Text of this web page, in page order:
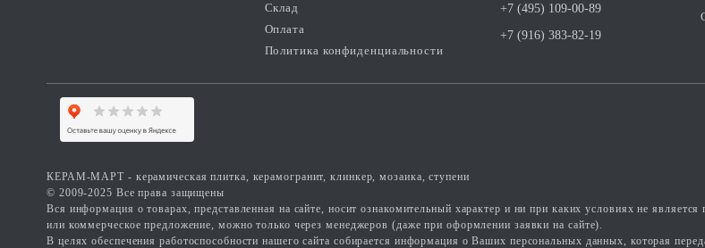
Склад
Оплата
Политика конфиденциальности
+7 (495) 109-00-89
+7 (916) 383-82-19
КЕРАМ-МАРТ - керамическая плитка, керамогранит, клинкер, мозаика, ступени
© 2009-2025 Все права защищены
Вся информация о товарах, представленная на сайте, носит ознакомительный характер и ни при каких условиях не
или коммерческое предложение, можно только через менеджеров (даже при оформлении заявки на сайте).
В целях обеспечения работоспособности нашего сайта собирается информация о Ваших персональных данных, которая